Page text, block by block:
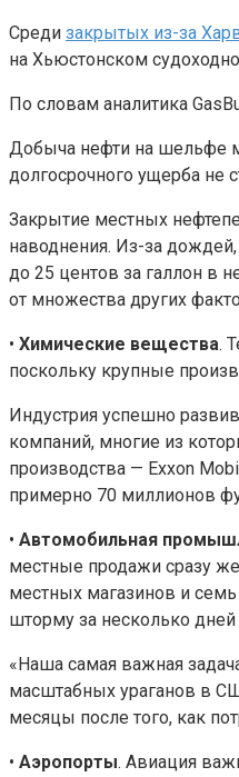
Среди закрытых из-за
на Хьюстонском
По словам аналитика
Добыча нефти на шельфе
долгосрочного ущерба не
Закрытие местных
наводнения. Из-за
до 25 центов за галлон в
от множества других
• Химические вещества.
поскольку крупные
Индустрия успешно
компаний, многие из
производства — Exxon
примерно 70 миллионов
• Автомобильная
местные продажи сразу
местных магазинов и
шторму за несколько дней
«Наша самая важная
масштабных ураганов в
месяцы после того, как
• Аэропорты. Авиация